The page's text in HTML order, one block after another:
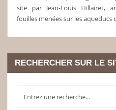
site par Jean-Louis Hillairet,
fouilles menées sur les
RECHERCHER SUR LE
RECHERCHER